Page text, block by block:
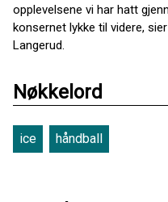
opplevelsene vi har hatt
konsernet lykke til videre,
Langerud.
Nøkkelord
ice håndball